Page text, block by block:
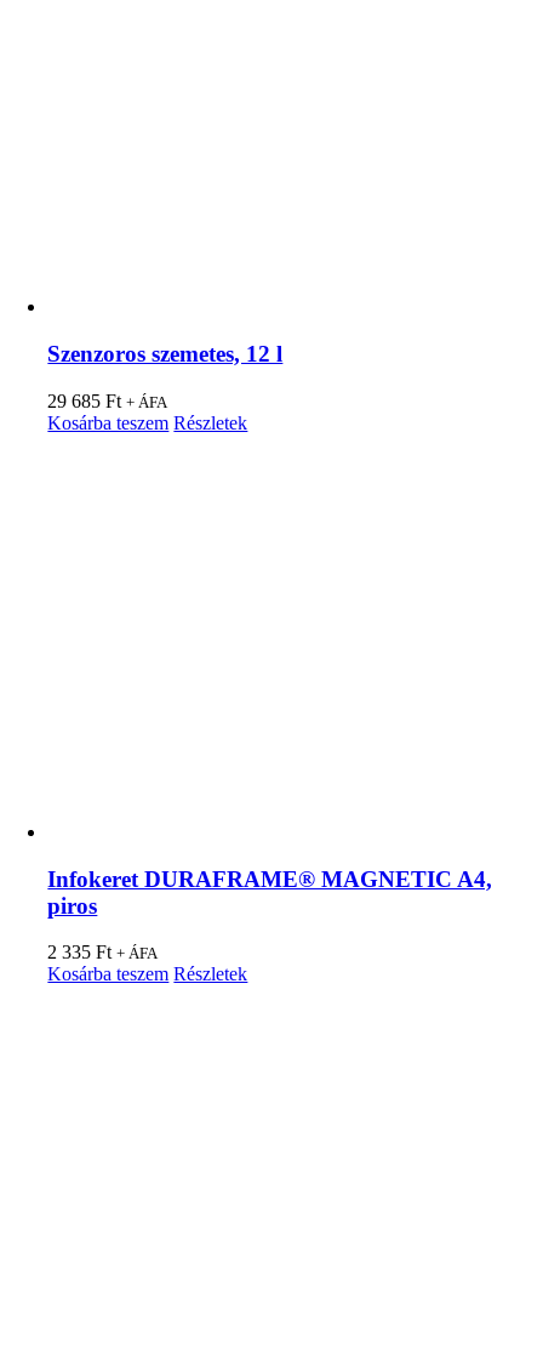
Szenzoros szemetes, 12 l
29 685Ft + ÁFA
Kosárba teszem Részletek
Infokeret DURAFRAME® MAGNETIC A4,
piros
2 335Ft + ÁFA
Kosárba teszem Részletek